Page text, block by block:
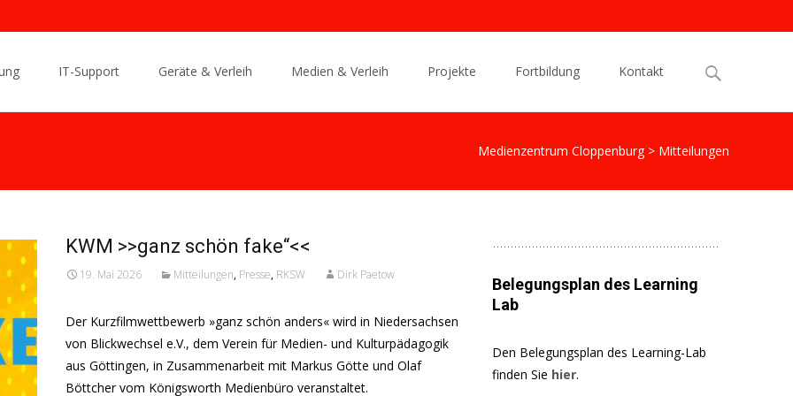
IT-Support Geräte & Verleih Medien & Verleih Projekte Fortbildung Kontakt
Search
Medienzentrum Cloppenburg > Mitteilungen
KWM >>ganz schön fake“<<
19. Mai 2026 Mitteilungen, Presse, RKSW Dirk Paetow
Der Kurzfilmwettbewerb »ganz schön anders« wird in Niedersachsen
von Blickwechsel e.V., dem Verein für Medien- und Kulturpädagogik
aus Göttingen, in Zusammenarbeit mit Markus Götte und Olaf
Böttcher vom Königsworth Medienbüro veranstaltet.
Belegungsplan des Learning
Lab
Den Belegungsplan des Learning-Lab
finden Sie hier.